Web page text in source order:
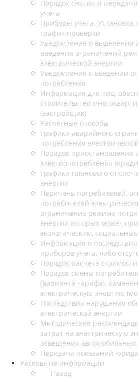
Порядок снятия и
учета
Приборы учета.
график проверки
Уведомление о выделении
введения ограничений
электрической энергии
Уведомления о введении
потребления
Информация для лиц,
строительство
(застройщик)
Расчетные способы
Графики аварийного
потребления
Порядок приостановления
электропотребления
Графики планового
энергии
Перечень потребителей,
потребителей
ограничение режима
энергии которых может
экологическим,
Информация о
приборов учета, либо
Порядок расчета
Порядок смены
(варианта тарифа),
электрическую энергию
Последствия нарушения
электрической энергии
Методические
затрат на электрическую
освещения автомобильных
Передача показаний
Раскрытие информации
Назад